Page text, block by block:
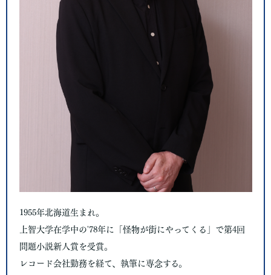
1955年北海道生まれ。
上智大学在学中の'78年に「怪物が街にやってくる」で第4回
問題小説新人賞を受賞。
レコード会社勤務を経て、執筆に専念する。